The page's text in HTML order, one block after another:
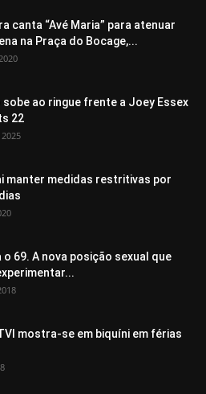
canta “Avé Maria” para atenuar
na Praça do Bocage,...
sobe ao ringue frente a Joey Essex
22
manter medidas restritivas por
o 69. A nova posição sexual que
mostra-se em biquíni em férias